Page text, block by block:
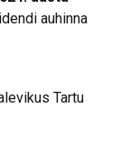
auhinna
Tartu